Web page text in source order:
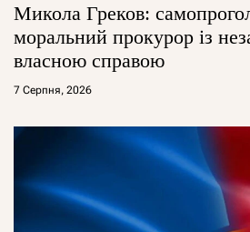
Микола Греков:
моральний прокурор із
власною справою
7 Серпня, 2026